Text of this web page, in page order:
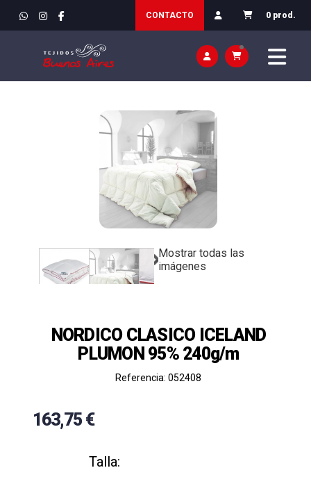
CONTACTO 0 prod.
CAMA
Mostrar todas las
imágenes
NORDICO CLASICO ICELAND
PLUMON 95% 240g/m
Referencia: 052408
163,75 €
Talla: